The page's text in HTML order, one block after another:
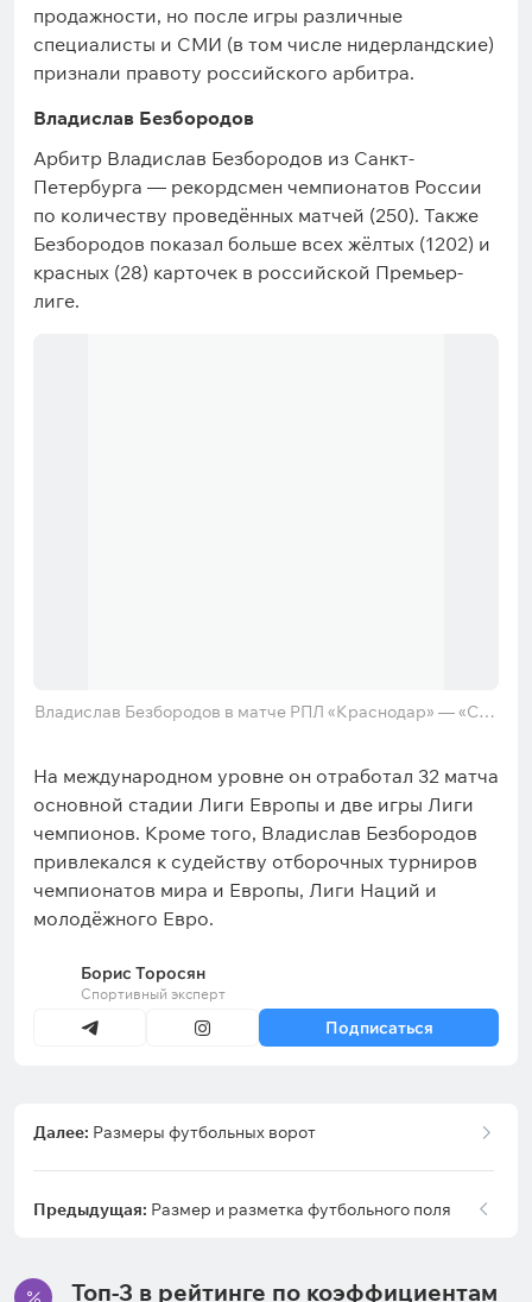
продажности, но после игры различные
специалисты и СМИ (в том числе нидерландские)
признали правоту российского арбитра.
Владислав Безбородов
Арбитр Владислав Безбородов из Санкт-
Петербурга — рекордсмен чемпионатов России
по количеству проведённых матчей (250). Также
Безбородов показал больше всех жёлтых (1202) и
красных (28) карточек в российской Премьер-
лиге.
Владислав Безбородов в матче РПЛ «Краснодар» — «Спа
На международном уровне он отработал 32 матча
основной стадии Лиги Европы и две игры Лиги
чемпионов. Кроме того, Владислав Безбородов
привлекался к судейству отборочных турниров
чемпионатов мира и Европы, Лиги Наций и
молодёжного Евро.
Борис Торосян
Спортивный эксперт
Подписаться
Предыдущая: Размер и разметка футбольного поля
Далее: Размеры футбольных ворот
Топ-3 в рейтинге по коэффициентам